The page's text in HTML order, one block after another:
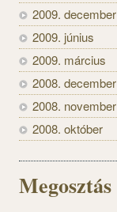
2009. december
2009. június
2009. március
2008. december
2008. november
2008. október
Megosztás